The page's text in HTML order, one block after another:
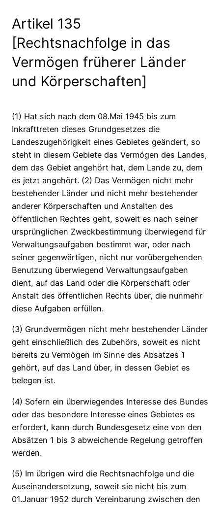
Artikel 135
[Rechtsnachfolge in das
Vermögen früherer Länder
und Körperschaften]
(1) Hat sich nach dem 08.Mai 1945 bis zum
Inkrafttreten dieses Grundgesetzes die
Landeszugehörigkeit eines Gebietes geändert, so
steht in diesem Gebiete das Vermögen des Landes,
dem das Gebiet angehört hat, dem Lande zu, dem
es jetzt angehört. (2) Das Vermögen nicht mehr
bestehender Länder und nicht mehr bestehender
anderer Körperschaften und Anstalten des
öffentlichen Rechtes geht, soweit es nach seiner
ursprünglichen Zweckbestimmung überwiegend für
Verwaltungsaufgaben bestimmt war, oder nach
seiner gegenwärtigen, nicht nur vorübergehenden
Benutzung überwiegend Verwaltungsaufgaben
dient, auf das Land oder die Körperschaft oder
Anstalt des öffentlichen Rechts über, die nunmehr
diese Aufgaben erfüllen.
(3) Grundvermögen nicht mehr bestehender Länder
geht einschließlich des Zubehörs, soweit es nicht
bereits zu Vermögen im Sinne des Absatzes 1
gehört, auf das Land über, in dessen Gebiet es
belegen ist.
(4) Sofern ein überwiegendes Interesse des Bundes
oder das besondere Interesse eines Gebietes es
erfordert, kann durch Bundesgesetz eine von den
Absätzen 1 bis 3 abweichende Regelung getroffen
werden.
(5) Im übrigen wird die Rechtsnachfolge und die
Auseinandersetzung, soweit sie nicht bis zum
01.Januar 1952 durch Vereinbarung zwischen den